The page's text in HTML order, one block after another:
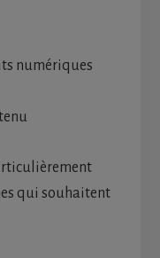
numériques
qui souhaitent